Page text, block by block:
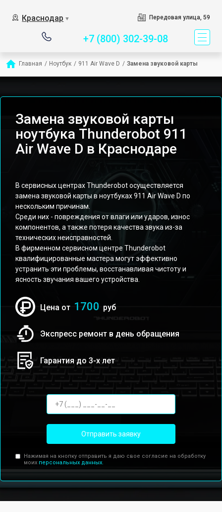
Краснодар ▼ Передовая улица, 59
+7 (800) 302-39-08
Главная / Ноутбук / 911 Air Wave D / Замена звуковой карты
Замена звуковой карты
ноутбука Thunderobot 911
Air Wave D в Краснодаре
В сервисных центрах Thunderobot осуществляется
замена звуковой карты в ноутбуках 911 Air Wave D по
нескольким причинам.
Среди них - повреждения от влаги или ударов, износ
компонентов, а также потеря качества звука из-за
технических неисправностей.
В фирменном сервисном центре Thunderobot
квалифицированные мастера могут эффективно
устранить эти проблемы, восстанавливая чистоту и
ясность звучания вашего устройства.
Цена от 1700 руб
Экспресс ремонт в день обращения
Гарантия до 3-х лет
Отправить заявку
Нажимая на кнопку отправить я даю свое согласие на обработку
моих персональных данных.